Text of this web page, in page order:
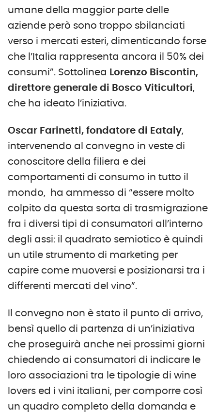
umane della maggior parte delle
aziende però sono troppo sbilanciati
verso i mercati esteri, dimenticando forse
che l’Italia rappresenta ancora il 50% dei
consumi”. Sottolinea Lorenzo Biscontin,
direttore generale di Bosco Viticultori,
che ha ideato l’iniziativa.
Oscar Farinetti, fondatore di Eataly,
intervenendo al convegno in veste di
conoscitore della filiera e dei
comportamenti di consumo in tutto il
mondo, ha ammesso di “essere molto
colpito da questa sorta di trasmigrazione
fra i diversi tipi di consumatori all’interno
degli assi: il quadrato semiotico è quindi
un utile strumento di marketing per
capire come muoversi e posizionarsi tra i
differenti mercati del vino”.
Il convegno non è stato il punto di arrivo,
bensì quello di partenza di un’iniziativa
che proseguirà anche nei prossimi giorni
chiedendo ai consumatori di indicare le
loro associazioni tra le tipologie di wine
lovers ed i vini italiani, per comporre così
un quadro completo della domanda e